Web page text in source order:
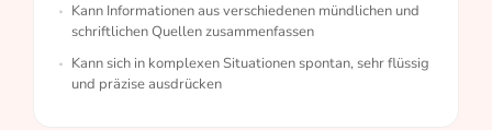
Kann Informationen aus verschiedenen mündlichen und
schriftlichen Quellen zusammenfassen
Kann sich in komplexen Situationen spontan, sehr flüssig
und präzise ausdrücken